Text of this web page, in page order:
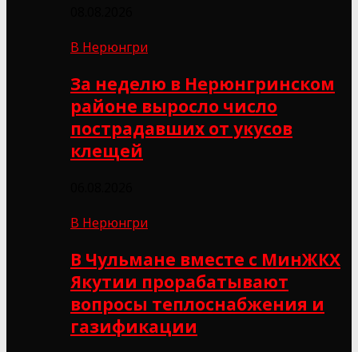
В Нерюнгри
За неделю в Нерюнгринском
районе выросло число
пострадавших от укусов
клещей
В Нерюнгри
В Чульмане вместе с МинЖКХ
Якутии прорабатывают
вопросы теплоснабжения и
газификации